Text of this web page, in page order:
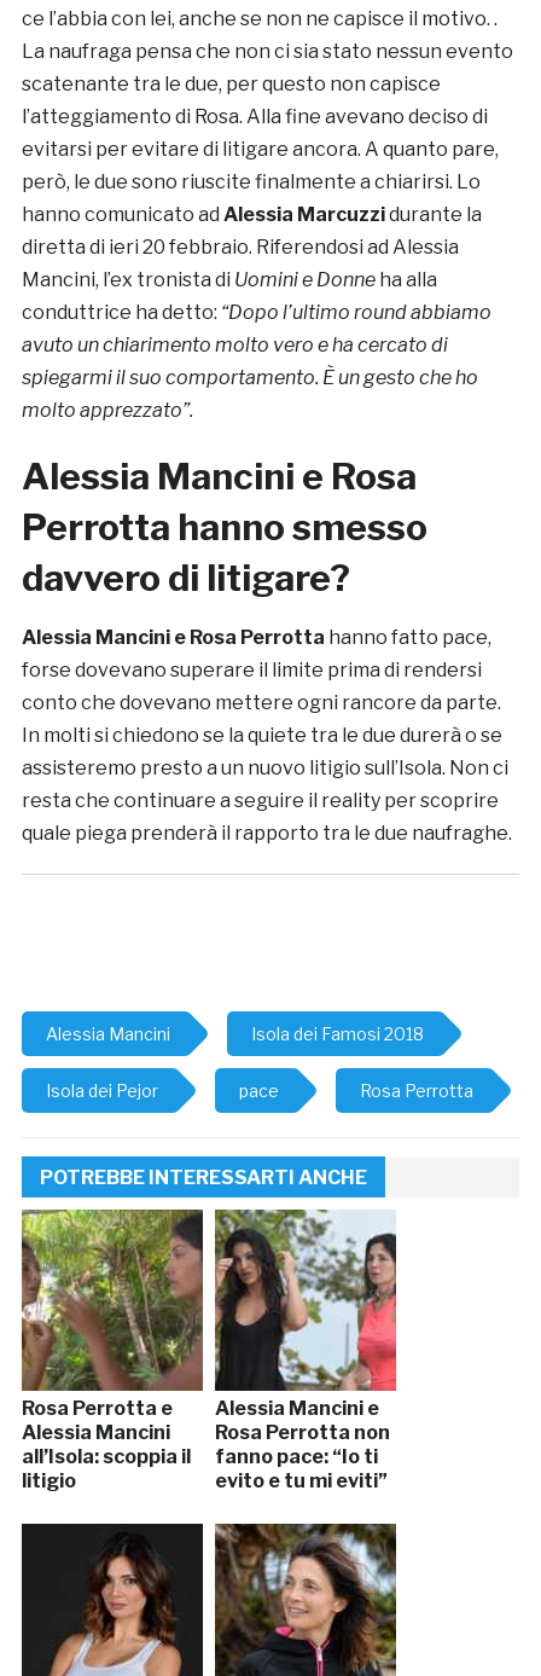
ce l’abbia con lei, anche se non ne capisce il motivo. .
La naufraga pensa che non ci sia stato nessun evento
scatenante tra le due, per questo non capisce
l’atteggiamento di Rosa. Alla fine avevano deciso di
evitarsi per evitare di litigare ancora. A quanto pare,
però, le due sono riuscite finalmente a chiarirsi. Lo
hanno comunicato ad Alessia Marcuzzidurante la
diretta di ieri 20 febbraio. Riferendosi ad Alessia
Mancini, l’ex tronista di Uomini e Donne ha alla
conduttrice ha detto: “Dopo l’ultimo round abbiamo
avuto un chiarimento molto vero e ha cercato di
spiegarmi il suo comportamento. È un gesto che ho
molto apprezzato”.
Alessia Mancini e Rosa
Perrotta hanno smesso
davvero di litigare?
Alessia Mancini e Rosa Perrotta hanno fatto pace,
forse dovevano superare il limite prima di rendersi
conto che dovevano mettere ogni rancore da parte.
In molti si chiedono se la quiete tra le due durerà o se
assisteremo presto a un nuovo litigio sull’Isola. Non ci
resta che continuare a seguire il reality per scoprire
quale piega prenderà il rapporto tra le due naufraghe.
Alessia Mancini Isola dei Famosi 2018
Isola dei Pejor pace Rosa Perrotta
POTREBBE INTERESSARTI ANCHE
Rosa Perrotta e
Alessia Mancini
all’Isola: scoppia il
litigio
Alessia Mancini e
Rosa Perrotta non
fanno pace: “Io ti
evito e tu mi eviti”